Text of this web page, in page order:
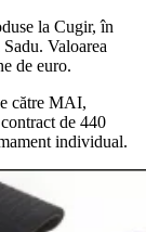
la Cugir, în
Valoarea
de euro.
către MAI,
de 440
individual.